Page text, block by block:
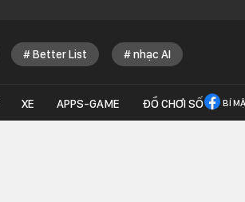
Better List nhạc AI
XE APPS-GAME ĐỒ CHƠI SỐ BÍ